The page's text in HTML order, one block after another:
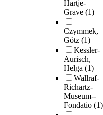
Hartje-
Grave (1)
Czymmek,
Götz (1)
Kessler-
Aurisch,
Helga (1)
Wallraf-
Richartz-
Museum--
Fondatio (1)